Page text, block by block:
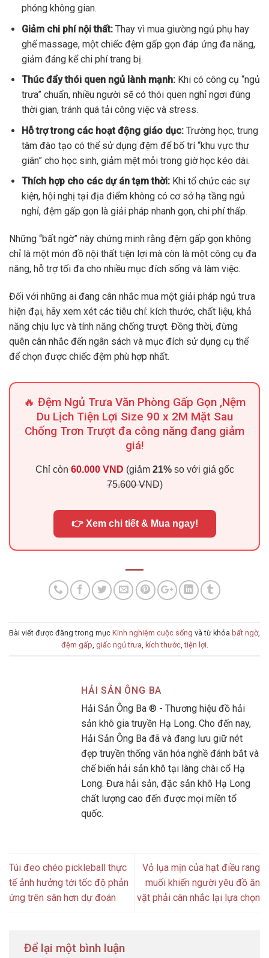
phóng không gian.
Giảm chi phí nội thất:Thay vì mua giường ngủ phụ hay
ghế massage, một chiếc đệm gấp gọn đáp ứng đa năng,
giảm đáng kể chi phí trang bị.
Thúc đẩy thói quen ngủ lành mạnh:Khi có công cụ “ngủ
trưa” chuẩn, nhiều người sẽ có thói quen nghỉ ngơi đúng
thời gian, tránh quá tải công việc và stress.
Hỗ trợ trong các hoạt động giáo dục:Trường học, trung
tâm đào tạo có thể sử dụng đệm để bố trí “khu vực thư
giãn” cho học sinh, giảm mệt mỏi trong giờ học kéo dài.
Thích hợp cho các dự án tạm thời:Khi tổ chức các sự
kiện, hội nghị tại địa điểm không có cơ sở hạ tầng ngủ
nghỉ, đệm gấp gọn là giải pháp nhanh gọn, chi phí thấp.
Những “bất ngờ” này chứng minh rằng đệm gấp gọn không
chỉ là một món đồ nội thất tiện lợi mà còn là một công cụ đa
năng, hỗ trợ tối đa cho nhiều mục đích sống và làm việc.
Đối với những ai đang cân nhắc mua một giải pháp ngủ trưa
hiện đại, hãy xem xét các tiêu chí: kích thước, chất liệu, khả
năng chịu lực và tính năng chống trượt. Đồng thời, đừng
quên cân nhắc đến ngân sách và mục đích sử dụng cụ thể
để chọn được chiếc đệm phù hợp nhất.
🔥 Đệm Ngủ Trưa Văn Phòng Gấp Gọn ,Nệm
Du Lịch Tiện Lợi Size 90 x 2M Mặt Sau
Chống Trơn Trượt đa công năng đang giảm
giá!
Chỉ còn 60.000 VND (giảm 21%so với giá gốc
75.600 VND)
👉 Xem chi tiết & Mua ngay!
Bài viết được đăng trong mục Kinh nghiệm cuộc sống và từ khóa bất ngờ,
đệm gấp giấc ngủ trưa kích thước,tiện lợi
HẢI SẢN ÔNG BA
Hải Sản Ông Ba ® - Thương hiệu đồ hải
sản khô gia truyền Hạ Long. Cho đến nay,
Hải Sản Ông Ba đã và đang lưu giữ nét
đẹp truyền thống văn hóa nghề đánh bắt và
chế biến hải sản khô tại làng chài cổ Hạ
Long. Đưa hải sản, đặc sản khô Hạ Long
chất lượng cao đến được mọi miền tổ
quốc.
Túi đeo chéo pickleball thực
tế ảnh hưởng tới tốc độ phản
ứng trên sân hơn dự đoán
Vỏ lụa mịn của hạt điều rang
muối khiến người yêu đồ ăn
vặt phải cân nhắc lại lựa chọn
Để lại một bình luận